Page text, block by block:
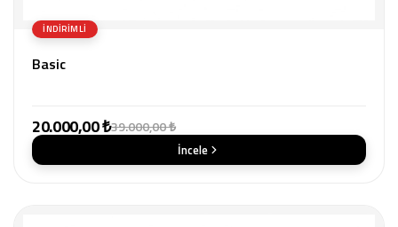
İNDIRIMLI
Basic
20.000,00 ₺39.000,00 ₺
İncele